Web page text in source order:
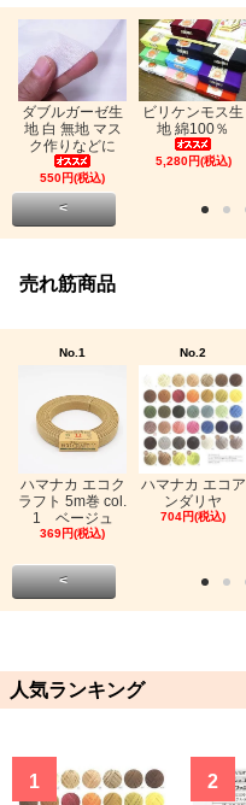
ダブルガーゼ生
地 白 無地 マス
ク作りなどに
550円(税込)
ビリケンモス生
地 綿100％
5,280円(税込)
<
売れ筋商品
No.1
ハマナカ エコク
ラフト 5m巻 col.
1 ベージュ
369円(税込)
No.2
ハマナカ エコア
ンダリヤ
704円(税込)
<
人気ランキング
1 2